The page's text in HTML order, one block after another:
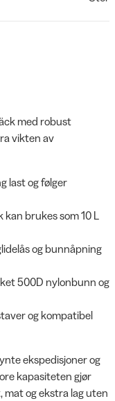
med robust
vikten av
last og følger
brukes som 10 L
og bunnåpning
500D nylonbunn og
og kompatibel
ekspedisjoner og
kapasiteten gjør
mat og ekstra lag uten